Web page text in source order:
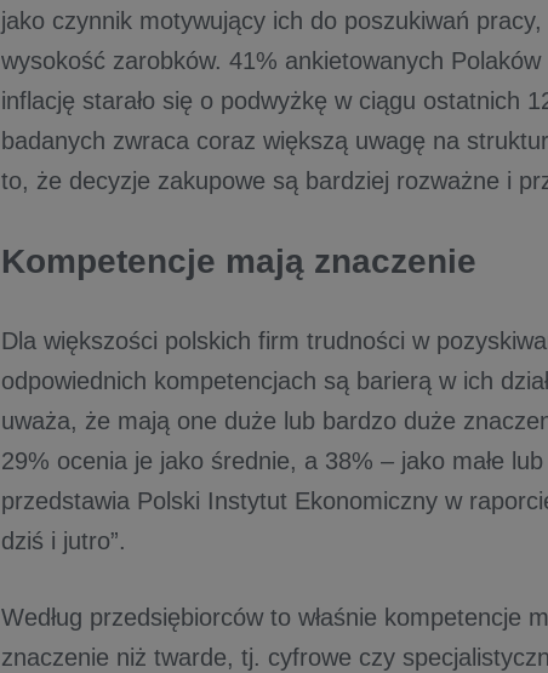
jako czynnik motywujący ich do poszukiwań
wysokość zarobków. 41% ankietowanych
inflację starało się o podwyżkę w ciągu ostatnich
badanych zwraca coraz większą uwagę na
to, że decyzje zakupowe są bardziej rozważne i
Kompetencje mają znaczenie
Dla większości polskich firm trudności w
odpowiednich kompetencjach są barierą w ich
uważa, że mają one duże lub bardzo duże
29% ocenia je jako średnie, a 38% – jako małe
przedstawia Polski Instytut Ekonomiczny w
dziś i jutro”.
Według przedsiębiorców to właśnie kompetencje
znaczenie niż twarde, tj. cyfrowe czy